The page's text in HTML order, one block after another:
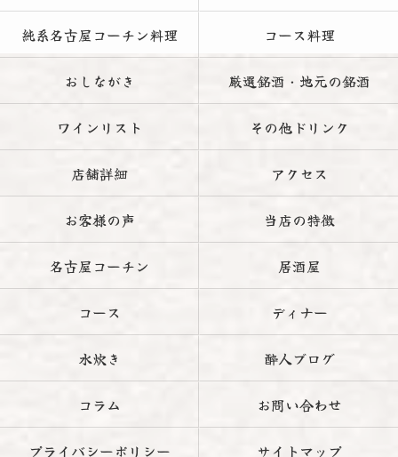
純系名古屋コーチン料理 コース料理
おしながき 厳選銘酒・地元の銘酒
ワインリスト その他ドリンク
店舗詳細 アクセス
お客様の声 当店の特徴
名古屋コーチン 居酒屋
コース ディナー
水炊き 酔人ブログ
コラム お問い合わせ
プライバシーポリシー サイトマップ